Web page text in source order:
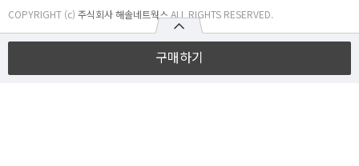
구매하기
COPYRIGHT (c) 주식회사 해솔네트웍스 ALL RIGHTS RESERVED.